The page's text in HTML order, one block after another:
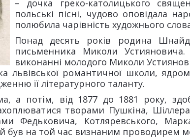
– дочка греко-католицького
польські пісні, чудово оповідала
полюбила чарівність художнього
Понад десять років родина
письменника Миколи
виконанні молодого Миколи
львівської романтичної школи,
її літературного таланту.
а потім, від 1877 до 1881 року,
творами Пушкіна,
Федьковича, Котляревського,
був на той час визнаним проводирем